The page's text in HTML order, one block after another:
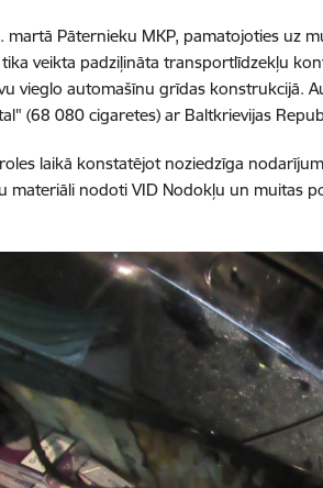
martā Pāternieku MKP, pamatojoties uz
veikta padziļināta transportlīdzekļu
vieglo automašīnu grīdas konstrukcijā.
(68 080 cigaretes) ar Baltkrievijas
laikā konstatējot noziedzīga
materiāli nodoti VID Nodokļu un muitas